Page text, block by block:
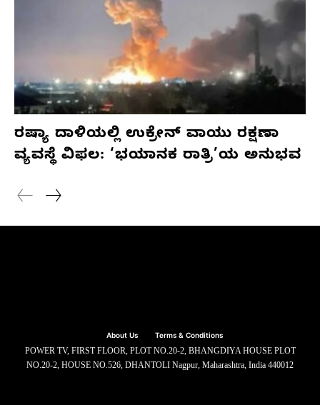
ರಷ್ಯಾ ದಾಳಿಯಲ್ಲಿ ಉಕ್ರೇನ್ ವಾಯು ರಕ್ಷಣಾ
ವ್ಯವಸ್ಥೆ ವಿಫಲ: ‘ಭಯಾನಕ ರಾತ್ರಿ’ಯ ಅನುಭವ
About Us Terms & Conditions
POWER TV, FIRST FLOOR, PLOT NO.20-2, BHANGDIYA HOUSE PLOT
NO.20-2, HOUSE NO.526, DHANTOLI Nagpur, Maharashtra, India 440012